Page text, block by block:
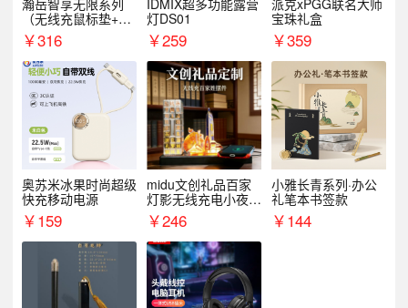
瀚岳智享无限系列
（无线充鼠标垫+飞
利浦音响+乐扣咖啡
杯）
￥316
IDMIX超多功能露营
灯DS01
￥259
派克xPGG联名大师
宝珠礼盒
￥359
奥苏米冰果时尚超级
快充移动电源
￥159
midu文创礼品百家
灯影无线充电小夜灯
纪念礼品定制
￥246
小雅长青系列·办公
礼笔本书签款
￥144